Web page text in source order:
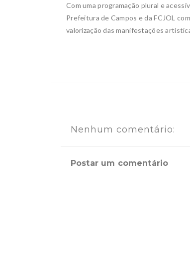
Com uma programação plural e
Prefeitura de Campos e da FCJOL
valorização das manifestações
Nenhum comentário:
Postar um comentário